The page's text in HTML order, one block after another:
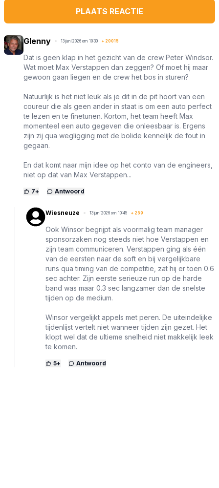
PLAATS REACTIE
Glenny 13 juni 2026 om 10:30 + 20015
Dat is geen klap in het gezicht van de crew Peter Windsor.
Wat moet Max Verstappen dan zeggen? Of moet hij maar
gewoon gaan liegen en de crew het bos in sturen?
Natuurlijk is het niet leuk als je dit in de pit hoort van een
coureur die als geen ander in staat is om een auto perfect
te lezen en te finetunen. Kortom, het team heeft Max
momenteel een auto gegeven die onleesbaar is. Ergens
zijn zij qua wegligging met de bolide kennelijk de fout in
gegaan.
En dat komt naar mijn idee op het conto van de engineers,
niet op dat van Max Verstappen...
7+ Antwoord
Wiesneuze 13 juni 2026 om 10:45 + 259
Ook Winsor begrijpt als voormalig team manager
sponsorzaken nog steeds niet hoe Verstappen en
zijn team communiceren. Verstappen ging als één
van de eersten naar de soft en bij vergelijkbare
runs qua timing van de competitie, zat hij er toen 0.6
sec achter. Zijn eerste serieuze run op de harde
band was maar 0.3 sec langzamer dan de snelste
tijden op de medium.
Winsor vergelijkt appels met peren. De uiteindelijke
tijdenlijst vertelt niet wanneer tijden zijn gezet. Het
klopt wel dat de ultieme snelheid niet makkelijk leek
te komen.
5+ Antwoord